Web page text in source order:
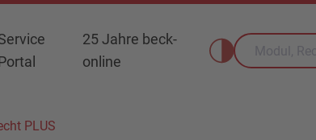
25 Jahre beck-
online
PLUS